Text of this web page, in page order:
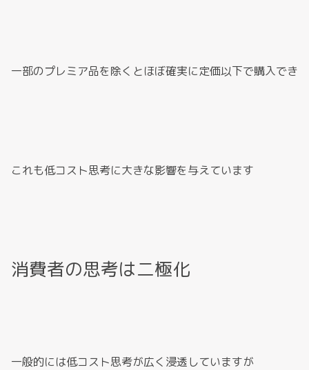
一部のプレミア品を除くとほぼ確実に定価以下で購入でき
これも低コスト思考に大きな影響を与えています
消費者の思考は二極化
一般的には低コスト思考が広く浸透していますが